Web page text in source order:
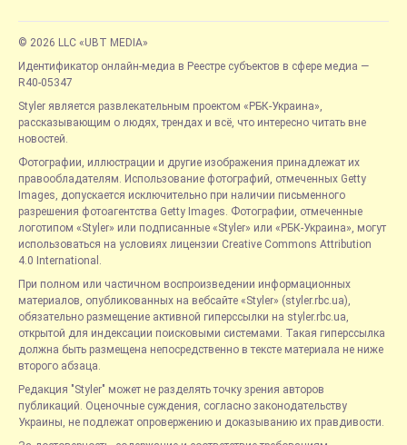
© 2026 LLC «UBT MEDIA»
Идентификатор онлайн-медиа в Реестре субъектов в сфере медиа —
R40-05347
Styler является развлекательным проектом «РБК-Украина»,
рассказывающим о людях, трендах и всё, что интересно читать вне
новостей.
Фотографии, иллюстрации и другие изображения принадлежат их
правообладателям. Использование фотографий, отмеченных Getty
Images, допускается исключительно при наличии письменного
разрешения фотоагентства Getty Images. Фотографии, отмеченные
логотипом «Styler» или подписанные «Styler» или «РБК-Украина», могут
использоваться на условиях лицензии Creative Commons Attribution
4.0 International.
При полном или частичном воспроизведении информационных
материалов, опубликованных на вебсайте «Styler» (styler.rbc.ua),
обязательно размещение активной гиперссылки на styler.rbc.ua,
открытой для индексации поисковыми системами. Такая гиперссылка
должна быть размещена непосредственно в тексте материала не ниже
второго абзаца.
Редакция "Styler" может не разделять точку зрения авторов
публикаций. Оценочные суждения, согласно законодательству
Украины, не подлежат опровержению и доказыванию их правдивости.